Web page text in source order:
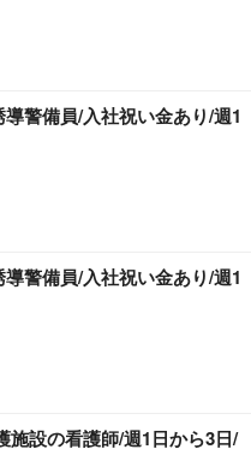
警備員/入社祝い金あり/週1
警備員/入社祝い金あり/週1
施設の看護師/週1日から3日/